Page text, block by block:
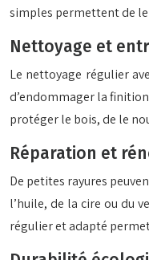
simples permettent de
Nettoyage et
Le nettoyage régulier
d’endommager la
protéger le bois, de le
Réparation et
De petites rayures
l’huile, de la cire ou du
régulier et adapté